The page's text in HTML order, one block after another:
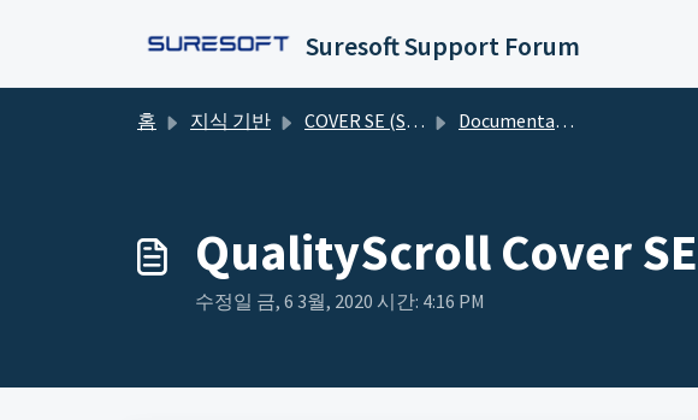
Suresoft Support Forum
홈 지식 기반 COVER SE (Standalone EDITION) Documentation
QualityScroll Cover
수정일 금, 6 3월, 2020 시간: 4:16 PM